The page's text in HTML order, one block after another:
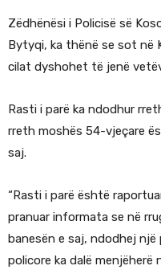
Zëdhënësi i Policisë së
Bytyqi, ka thënë se sot në
cilat dyshohet të jenë
Rasti i parë ka ndodhur
rreth moshës 54-vjeçare
saj.
“Rasti i parë është
pranuar informata se në
banesën e saj, ndodhej
policore ka dalë menjëherë